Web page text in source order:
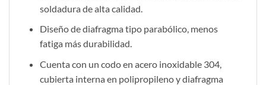
soldadura de alta calidad.
Diseño de diafragma tipo parabólico, menos
fatiga más durabilidad.
Cuenta con un codo en acero inoxidable 304,
cubierta interna en polipropileno y diafragma